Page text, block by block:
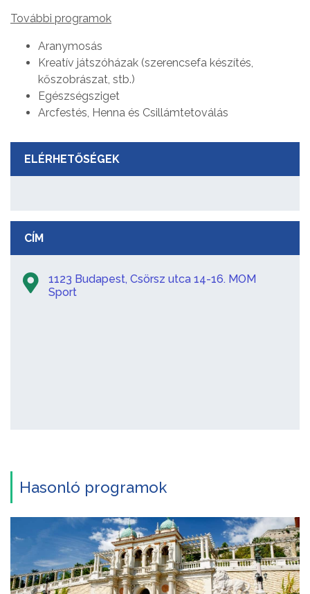
További programok
Aranymosás
Kreatív játszóházak (szerencsefa készítés,
kőszobrászat, stb.)
Egészségsziget
Arcfestés, Henna és Csillámtetoválás
ELÉRHETŐSÉGEK
CÍM
1123 Budapest, Csörsz utca 14-16. MOM
Sport
Hasonló programok